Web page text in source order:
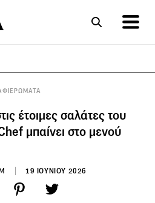
έτοιμες σαλάτες του
μπαίνει στο μενού
19 ΙΟΥΝΙΟΥ 2026